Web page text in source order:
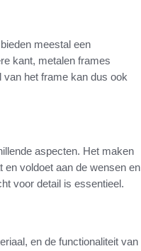
meestal een
kant, metalen frames
het frame kan dus ook
aspecten. Het maken
voldoet aan de wensen en
voor detail is essentieel.
en de functionaliteit van